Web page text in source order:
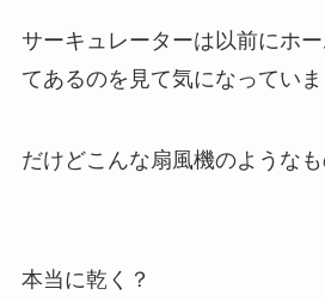
サーキュレーターは以前にホ
てあるのを見て気になっていま
だけどこんな扇風機のような
本当に乾く？